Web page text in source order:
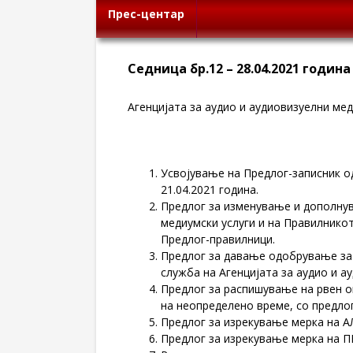
Прес-центар
Седница бр.12 – 28.04.2021 година
Агенцијата за аудио и аудиовизуелни
Усвојување на Предлог-записник
21.04.2021 година.
Предлог за изменување и
медиумски услуги и на
Предлог-правилници.
Предлог за давање одобрување
служба на Агенцијата за аудио и
Предлог за распишување на рвен
на неопределено време, со
Предлог за изрекување мерка на
Предлог за изрекување мерка на